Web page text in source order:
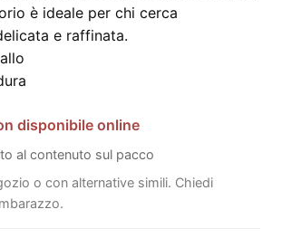
è ideale per chi cerca
e raffinata.
disponibile online
al contenuto sul pacco
o con alternative simili. Chiedi